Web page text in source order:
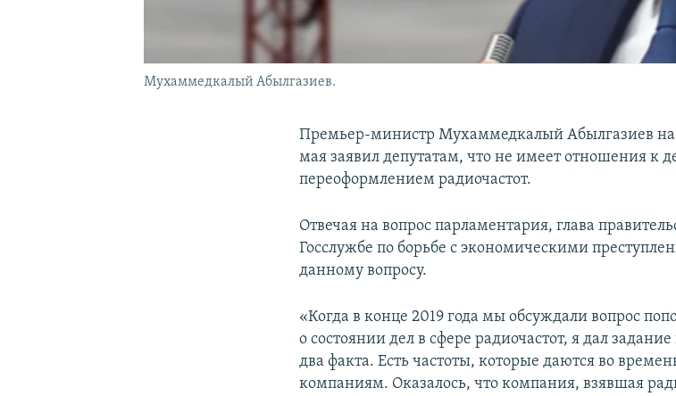
Мухаммедкалый Абылгазиев.
Премьер-министр Мухаммедкалый Абылгазиев на
мая заявил депутатам, что не имеет отношения к
переоформлением радиочастот.
Отвечая на вопрос парламентария, глава
Госслужбе по борьбе с экономическими
данному вопросу.
«Когда в конце 2019 года мы обсуждали вопрос
о состоянии дел в сфере радиочастот, я дал
два факта. Есть частоты, которые даются во
компаниям. Оказалось, что компания, взявшая